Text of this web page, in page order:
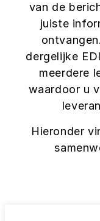
van de
juiste
dergelijke
meerdere
waardoor u
Hieronder